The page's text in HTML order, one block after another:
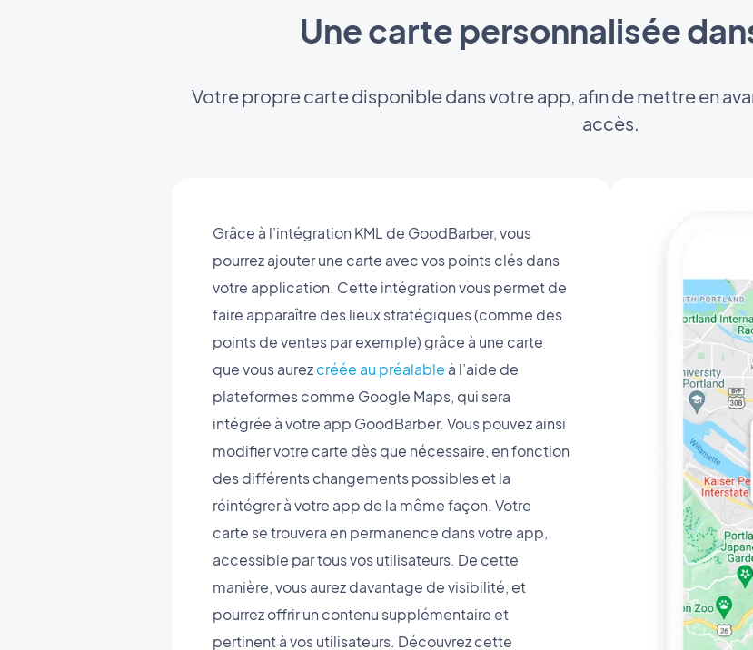
Une carte personnalisée
Votre propre carte disponible dans votre app, afin de mettre en
accès.
Grâce à l’intégration KML de GoodBarber, vous
pourrez ajouter une carte avec vos points clés dans
votre application. Cette intégration vous permet de
faire apparaître des lieux stratégiques (comme des
points de ventes par exemple) grâce à une carte
que vous aurezcréée au préalable à l’aide de
plateformes comme Google Maps, qui sera
intégrée à votre app GoodBarber. Vous pouvez ainsi
modifier votre carte dès que nécessaire, en fonction
des différents changements possibles et la
réintégrer à votre app de la même façon. Votre
carte se trouvera en permanence dans votre app,
accessible par tous vos utilisateurs. De cette
manière, vous aurez davantage de visibilité, et
pourrez offrir un contenu supplémentaire et
pertinent à vos utilisateurs. Découvrez cette